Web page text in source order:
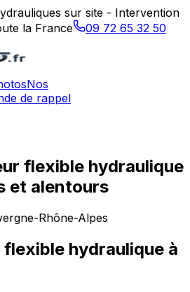
sur site - Intervention
la France
09 72 65 32 50
Nos
de rappel
flexible hydraulique
et alentours
Rhône-Alpes
flexible hydraulique à